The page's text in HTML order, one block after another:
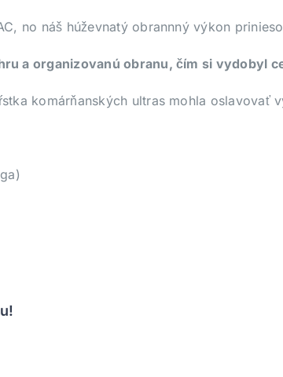
no náš húževnatý obrannný výkon
a organizovanú obranu, čím si vydobyl
komárňanských ultras mohla oslavovať